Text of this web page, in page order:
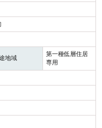
地域
第一種低層住居
専用